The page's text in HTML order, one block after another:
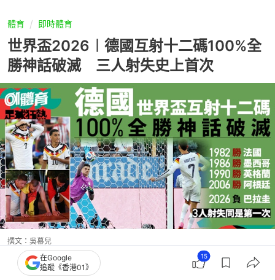
體育 即時體育
世界盃2026︱德國互射十二碼100%全
勝神話破滅 三人射失史上首次
撰文： 吳慕兒
出版：2026-06-30 09:36
在Google
追蹤《香港01》
15